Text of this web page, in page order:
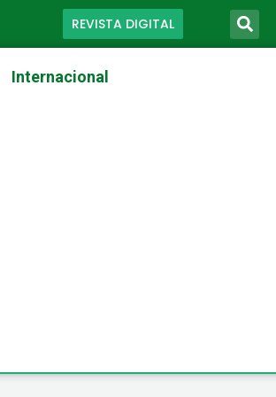
REVISTA DIGITAL
Internacional